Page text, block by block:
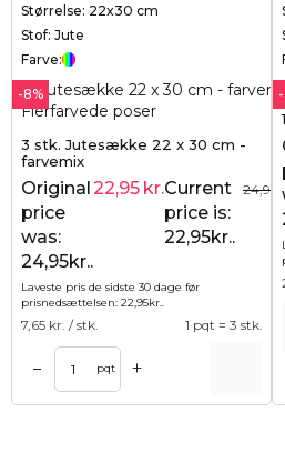
Størrelse: 22x30 cm
Stof: Jute
Farve:
-8%
3 stk. Jutesække 22 x 30 cm -
farvemix
24,95
Original
price
was:
24,95kr..
22,95 kr.Current
price is:
22,95kr..
Laveste pris de sidste 30 dage før
prisnedsættelsen: 22,95kr..
7,65 kr. / stk. 1 pqt = 3 stk.
– pqt +